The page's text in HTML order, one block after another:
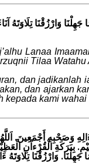
وَارْزُقْنَا تِلَاوَتَهُ
Lanaa
Tilaa
dan jadikanlah
dan ajarkan
kami
وَصَحْبِهِ أَجْمَعِينَ. اَللَّهُمَّ
وَارْزُقْنَا تِلَاوَتَهُ